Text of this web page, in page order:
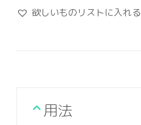
欲しいものリストに入れる
用法